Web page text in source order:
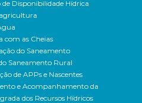
Disponibilidade Hídrica
com as Cheias
do Saneamento
Saneamento Rural
de APPs e Nascentes
e Acompanhamento da
dos Recursos Hídricos